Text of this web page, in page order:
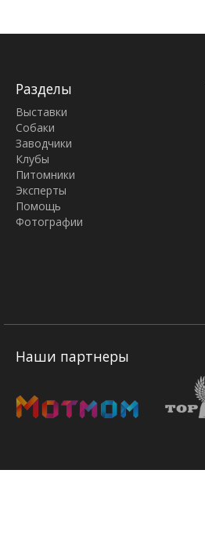
Разделы
Выставки
Собаки
Заводчики
Клубы
Питомники
Эксперты
Помощь
Фотографии
Наши партнеры